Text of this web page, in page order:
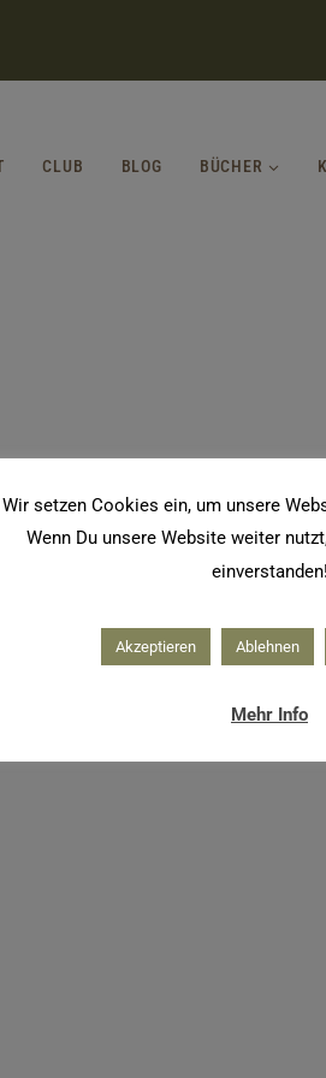
CLUB BLOG BÜCHER
Wir setzen Cookies ein, um unsere
Wenn Du unsere Website weiter
einverstanden!
Akzeptieren Ablehnen
Mehr Info